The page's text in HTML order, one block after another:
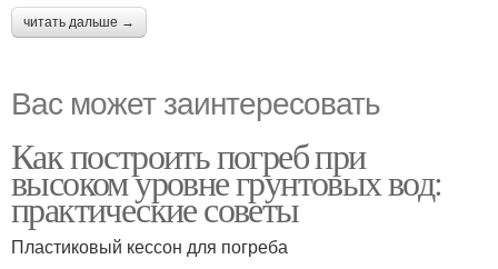
читать дальше →
Вас может заинтересовать
Как построить погреб при
высоком уровне грунтовых вод:
практические советы
Пластиковый кессон для погреба